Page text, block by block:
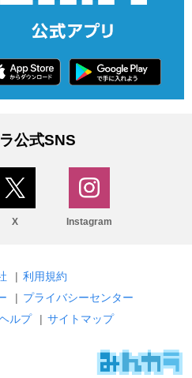
公式SNS
X Instagram
| 利用規約
| プライバシーセンター
ルプ | サイトマップ